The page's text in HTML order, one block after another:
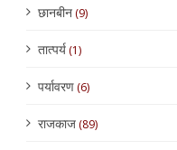
छानबीन(9)
तात्पर्य(1)
पर्यावरण(6)
राजकाज(89)